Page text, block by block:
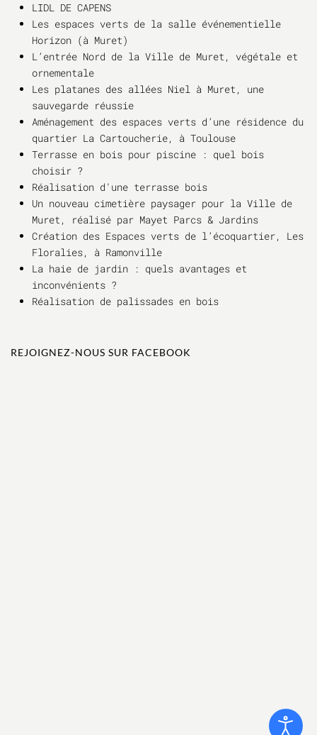
LIDL DE CAPENS
Les espaces verts de la salle événementielle
Horizon (à Muret)
L’entrée Nord de la Ville de Muret, végétale et
ornementale
Les platanes des allées Niel à Muret, une
sauvegarde réussie
Aménagement des espaces verts d’une résidence du
quartier La Cartoucherie, à Toulouse
Terrasse en bois pour piscine : quel bois
choisir ?
Réalisation d'une terrasse bois
Un nouveau cimetière paysager pour la Ville de
Muret, réalisé par Mayet Parcs & Jardins
Création des Espaces verts de l’écoquartier, Les
Floralies, à Ramonville
La haie de jardin : quels avantages et
inconvénients ?
Réalisation de palissades en bois
REJOIGNEZ-NOUS SUR FACEBOOK